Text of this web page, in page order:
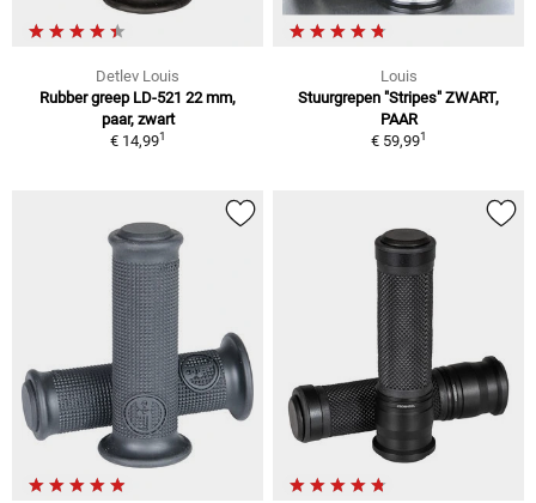
Detlev Louis
Rubber greep LD-521 22 mm,
paar, zwart
€ 14,991
Louis
Stuurgrepen "Stripes" ZWART,
PAAR
€ 59,991